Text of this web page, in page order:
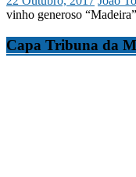
vinho generoso
Capa Tribuna da